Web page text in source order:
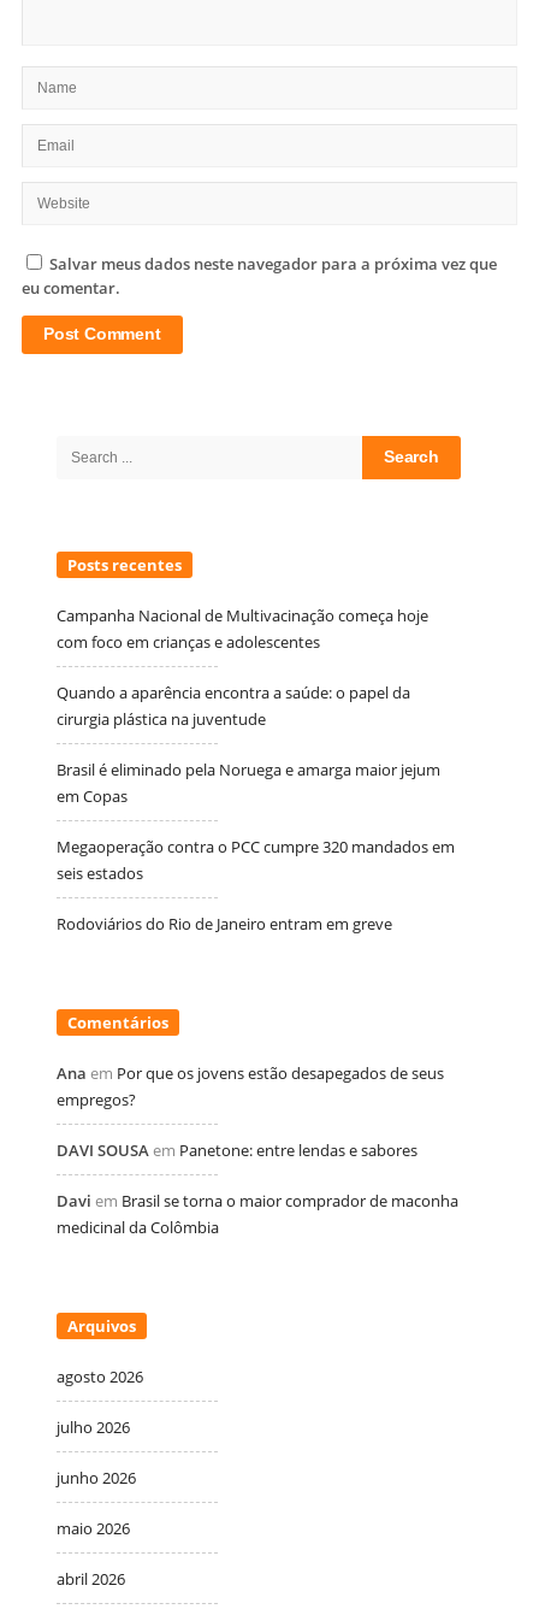
Salvar meus dados neste navegador para a próxima vez que
eu comentar.
Search
Posts recentes
Campanha Nacional de Multivacinação começa hoje
com foco em crianças e adolescentes
Quando a aparência encontra a saúde: o papel da
cirurgia plástica na juventude
Brasil é eliminado pela Noruega e amarga maior jejum
em Copas
Megaoperação contra o PCC cumpre 320 mandados em
seis estados
Rodoviários do Rio de Janeiro entram em greve
Comentários
Ana em Por que os jovens estão desapegados de seus
empregos?
DAVI SOUSAem Panetone: entre lendas e sabores
Davi em Brasil se torna o maior comprador de maconha
medicinal da Colômbia
Arquivos
agosto 2026
julho 2026
junho 2026
maio 2026
abril 2026